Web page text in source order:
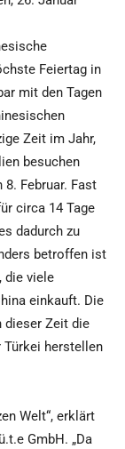
Feiertag in
mit den Tagen
Zeit im Jahr,
besuchen
Februar. Fast
circa 14 Tage
dadurch zu
betroffen ist
die viele
einkauft. Die
dieser Zeit die
Türkei herstellen
Welt“, erklärt
GmbH. „Da